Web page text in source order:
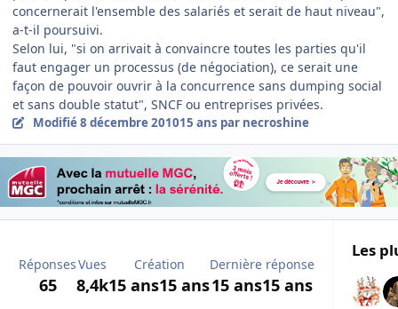
concernerait l'ensemble des salariés et serait de haut niveau",
a-t-il poursuivi.
Selon lui, "si on arrivait à convaincre toutes les parties qu'il
faut engager un processus (de négociation), ce serait une
façon de pouvoir ouvrir à la concurrence sans dumping social
et sans double statut", SNCF ou entreprises privées.
Modifié8 décembre 201015 ans par necroshine
Réponses
65
Vues
8,4k
Création
15 ans15 ans
Dernière réponse
15 ans15 ans
Les